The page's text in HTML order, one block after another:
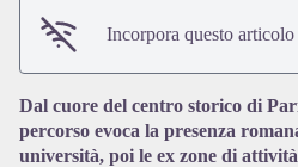
Incorpora questo
Dal cuore del centro storico di
percorso evoca la presenza
università, poi le ex zone di